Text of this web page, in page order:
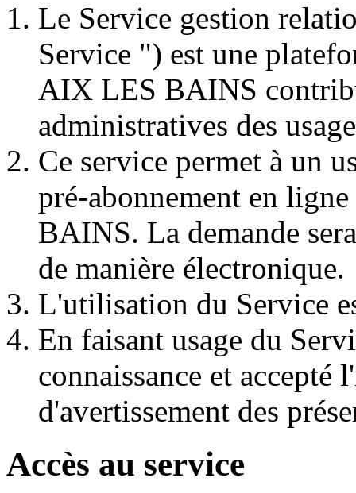
Le Service gestion
Service ") est une
AIX LES BAINS
administratives des
Ce service permet à un
pré-abonnement en
BAINS. La demande
de manière électronique.
L'utilisation du Service
En faisant usage du
connaissance et accepté
d'avertissement des
Accès au service